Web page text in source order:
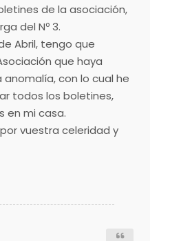
de la asociación,
del Nº 3.
Abril, tengo que
que haya
con lo cual he
todos los boletines,
en mi casa.
vuestra celeridad y